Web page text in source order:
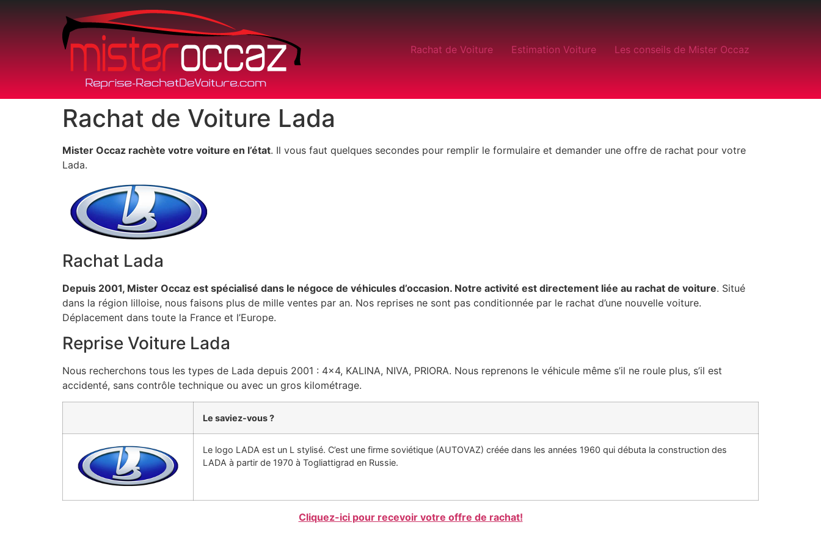
Rachat de Voiture Estimation Voiture Les conseils de Mister Occaz
Rachat de Voiture Lada
Mister Occaz rachète votre voiture en l’état. Il vous faut quelques secondes pour remplir le formulaire et demander une offre de rachat pour votre
Lada.
Rachat Lada
Depuis 2001, Mister Occaz est spécialisé dans le négoce de véhicules d’occasion. Notre activité est directement liée au rachat de voiture. Situé
dans la région lilloise, nous faisons plus de mille ventes par an. Nos reprises ne sont pas conditionnée par le rachat d’une nouvelle voiture.
Déplacement dans toute la France et l’Europe.
Reprise Voiture Lada
Nous recherchons tous les types de Lada depuis 2001 : 4×4, KALINA, NIVA, PRIORA. Nous reprenons le véhicule même s’il ne roule plus, s’il est
accidenté, sans contrôle technique ou avec un gros kilométrage.
Le saviez-vous ?
Le logo LADA est un L stylisé. C’est une firme soviétique (AUTOVAZ) créée dans les années 1960 qui débuta la construction des
LADA à partir de 1970 à Togliattigrad en Russie.
Cliquez-ici pour recevoir votre offre de rachat!